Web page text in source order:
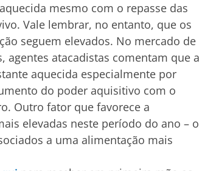
mesmo com o repasse das
Vale lembrar, no entanto, que os
seguem elevados. No mercado de
agentes atacadistas comentam que a
aquecida especialmente por
do poder aquisitivo com o
Outro fator que favorece a
elevadas neste período do ano – o
a uma alimentação mais